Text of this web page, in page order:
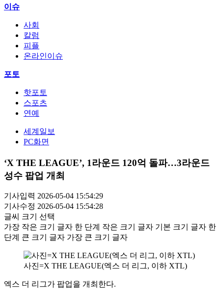
이슈
사회
칼럼
피플
온라인이슈
포토
핫포토
스포츠
연예
세계일보
PC화면
‘X THE LEAGUE’, 1라운드 120억 돌파…3라운드
성수 팝업 개최
기사입력 2026-05-04 15:54:29
기사수정 2026-05-04 15:54:28
글씨 크기 선택
가장 작은 크기 글자 한 단계 작은 크기 글자 기본 크기 글자 한
단계 큰 크기 글자 가장 큰 크기 글자
사진=X THE LEAGUE(엑스 더 리그, 이하 XTL)
엑스 더 리그가 팝업을 개최한다.